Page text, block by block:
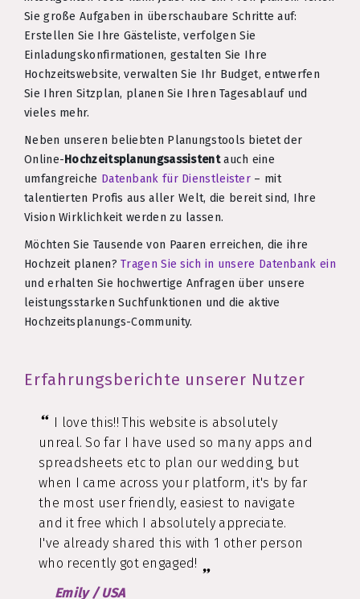
Sie große Aufgaben in überschaubare Schritte auf:
Erstellen Sie Ihre Gästeliste, verfolgen Sie
Einladungskonfirmationen, gestalten Sie Ihre
Hochzeitswebsite, verwalten Sie Ihr Budget, entwerfen
Sie Ihren Sitzplan, planen Sie Ihren Tagesablauf und
vieles mehr.
Neben unseren beliebten Planungstools bietet der
Online-Hochzeitsplanungsassistentauch eine
umfangreiche Datenbank für Dienstleister – mit
talentierten Profis aus aller Welt, die bereit sind, Ihre
Vision Wirklichkeit werden zu lassen.
Möchten Sie Tausende von Paaren erreichen, die ihre
Hochzeit planen?Tragen Sie sich in unsere Datenbank ein
und erhalten Sie hochwertige Anfragen über unsere
leistungsstarken Suchfunktionen und die aktive
Hochzeitsplanungs-Community.
Erfahrungsberichte unserer Nutzer
I love this!! This website is absolutely
unreal. So far I have used so many apps and
spreadsheets etc to plan our wedding, but
when I came across your platform, it's by far
the most user friendly, easiest to navigate
and it free which I absolutely appreciate.
I've already shared this with 1 other person
who recently got engaged!
Emily/USA